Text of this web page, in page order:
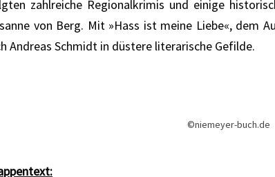
zahlreiche Regionalkrimis und einige
von Berg. Mit »Hass ist meine Liebe«, dem
Andreas Schmidt in düstere literarische Gefilde.
©niemeyer-buch.de